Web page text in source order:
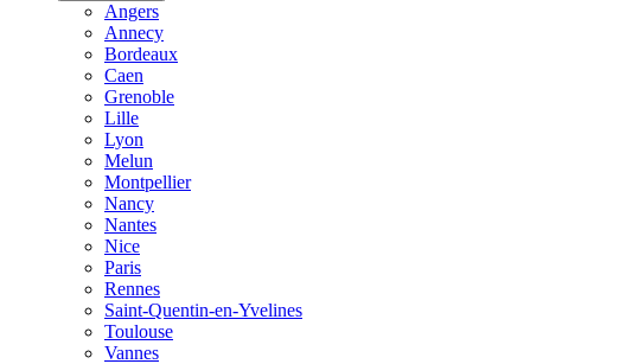
Angers
Annecy
Bordeaux
Caen
Grenoble
Lille
Lyon
Melun
Montpellier
Nancy
Nantes
Nice
Paris
Rennes
Saint-Quentin-en-Yvelines
Toulouse
Vannes